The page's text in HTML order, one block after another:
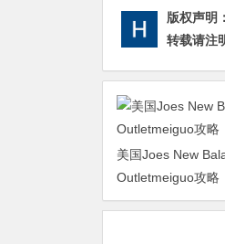
版权声明：
转载请注
美国Joes New
Outletmeiguo攻略